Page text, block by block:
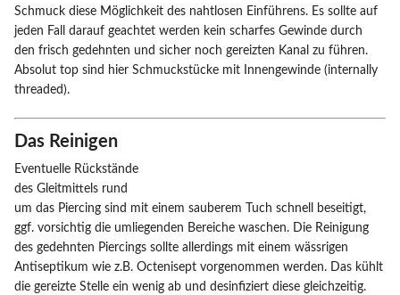
Schmuck diese Möglichkeit des nahtlosen Einführens. Es sollte auf
jeden Fall darauf geachtet werden kein scharfes Gewinde durch
den frisch gedehnten und sicher noch gereizten Kanal zu führen.
Absolut top sind hier Schmuckstücke mit Innengewinde (internally
threaded).
Das Reinigen
Eventuelle Rückstände
des Gleitmittels rund
um das Piercing sind mit einem sauberem Tuch schnell beseitigt,
ggf. vorsichtig die umliegenden Bereiche waschen. Die Reinigung
des gedehnten Piercings sollte allerdings mit einem wässrigen
Antiseptikum wie z.B. Octenisept vorgenommen werden. Das kühlt
die gereizte Stelle ein wenig ab und desinfiziert diese gleichzeitig.